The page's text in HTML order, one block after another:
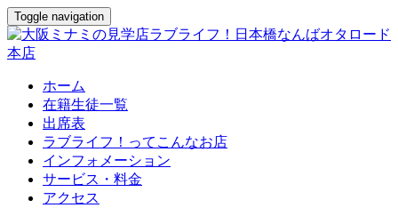
Toggle navigation
ホーム
在籍生徒一覧
出席表
ラブライフ！ってこんなお店
インフォメーション
サービス・料金
アクセス